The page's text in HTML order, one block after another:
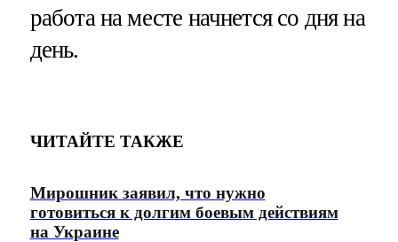
работа на месте начнется со дня на
день.
ЧИТАЙТЕ ТАКЖЕ
Мирошник заявил, что нужно
готовиться к долгим боевым действиям
на Украине